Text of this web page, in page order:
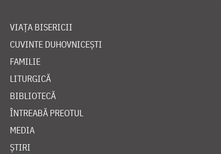
VIAȚA BISERICII
CUVINTE DUHOVNICEȘTI
FAMILIE
LITURGICĂ
BIBLIOTECĂ
ÎNTREABĂ PREOTUL
MEDIA
ȘTIRI